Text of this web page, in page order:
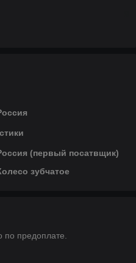
(первый посатвщик)
зубчатое
по предоплате.